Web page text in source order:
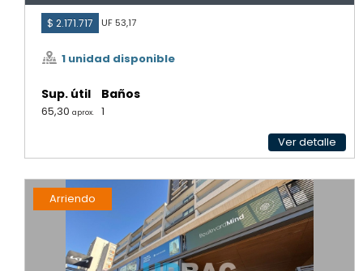
$ 2.171.717 UF 53,17
1 unidad disponible
Sup. útil
65,30 aprox.
Baños
1
Ver detalle
Arriendo